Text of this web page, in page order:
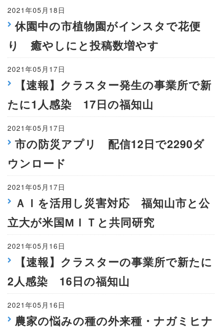
2021年05月18日
休園中の市植物園がインスタで花便
り 癒やしにと投稿数増やす
2021年05月17日
【速報】クラスター発生の事業所で新
たに1人感染 17日の福知山
2021年05月17日
市の防災アプリ 配信12日で2290ダ
ウンロード
2021年05月17日
ＡＩを活用し災害対応 福知山市と公
立大が米国МＩＴと共同研究
2021年05月16日
【速報】クラスターの事業所で新たに
2人感染 16日の福知山
2021年05月16日
農家の悩みの種の外来種・ナガミヒナ